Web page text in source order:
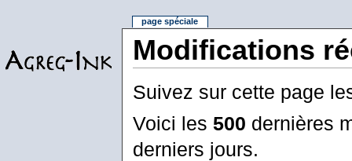
Modifications
Suivez sur cette page
Voici les 500 dernières
derniers jours.
page spéciale